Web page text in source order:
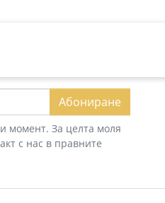
Абониране
момент. За целта моля
с нас в правните